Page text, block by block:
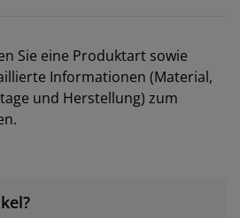
Sie eine Produktart sowie
Informationen (Material,
und Herstellung) zum